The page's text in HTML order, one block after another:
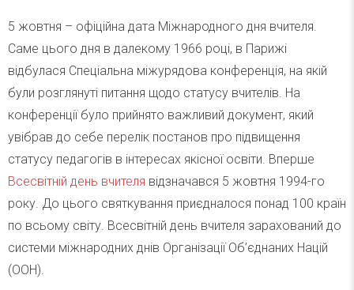
5 жовтня – офіційна дата Міжнародного дня вчителя.
Саме цього дня в далекому 1966 році, в Парижі
відбулася Спеціальна міжурядова конференція, на якій
були розглянуті питання щодо статусу вчителів. На
конференції було прийнято важливий документ, який
увібрав до себе перелік постанов про підвищення
статусу педагогів в інтересах якісної освіти. Вперше
Всесвітній день вчителя відзначався 5 жовтня 1994-го
року. До цього святкування приєдналося понад 100 країн
по всьому світу. Всесвітній день вчителя зарахований до
системи міжнародних днів Організації Об’єднаних Націй
(ООН).